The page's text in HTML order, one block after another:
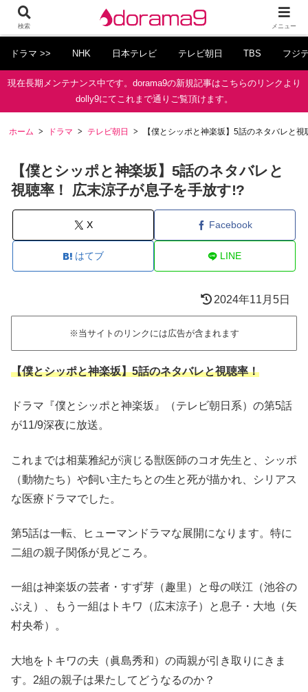
ドラマ >> NHK 日本テレビ テレビ朝日 TBS フジ
現在長期メンテナンス中です。dorama9の新規記事はこちらのリンクより
dolly9にてこれまで通りご覧頂けます。
ホーム ドラマ テレビ朝日 【僕とシッポと神楽坂】5話のネタバレと
【僕とシッポと神楽坂】5話のネタバレと
視聴率！ 広末涼子が息子を手放す!?
X Facebook
はてブ LINE
2024年11月5日
※当サイトのリンクには広告が含まれます
【僕とシッポと神楽坂】5話のネタバレと視聴率！
ドラマ『僕とシッポと神楽坂』（テレビ朝日系）の第5話
が11/9深夜に放送。
これまでは相葉雅紀が演じる獣医師のコオ先生と、シッポ
（動物たち）や飼い主たちとの生と死が描かれ、シリアス
な医療ドラマでした。
第5話は一転、ヒューマンドラマな展開になります。特に
二組の親子関係が見どころ。
一組は神楽坂の芸者・すず芽（趣里）と母の咲江（池谷の
ぶえ）、もう一組はトキワ（広末涼子）と息子・大地（矢
村央希）。
大地をトキワの夫（眞島秀和）の両親が引き取りにきま
す。2組の親子は果たしてどうなるのか？
検索 メニュー